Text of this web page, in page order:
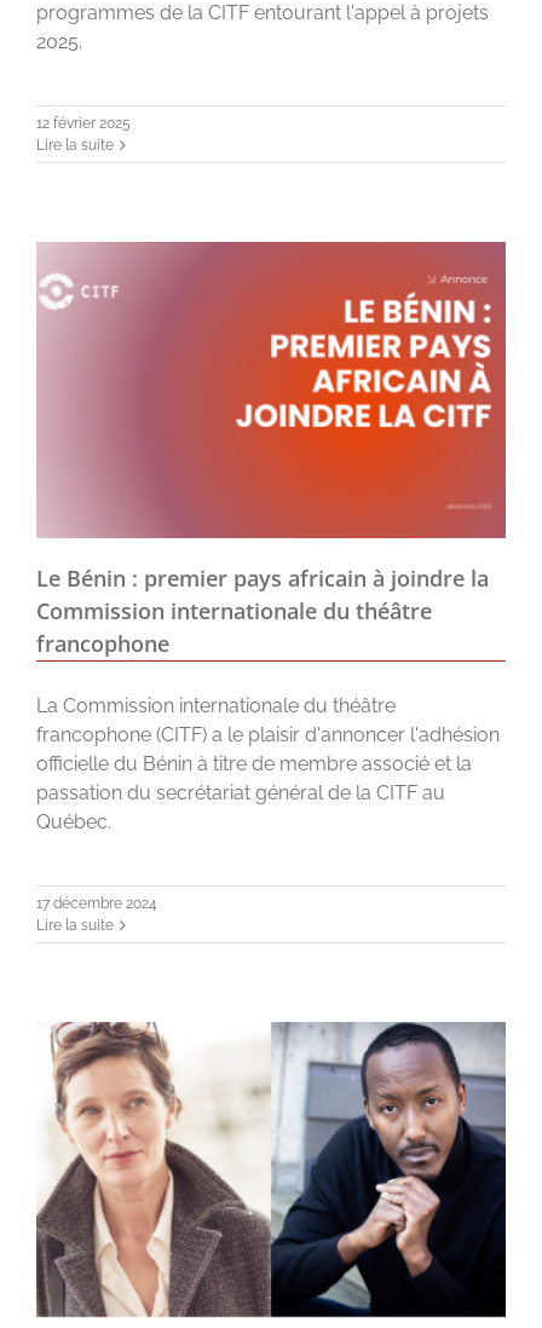
programmes de la CITF entourant l'appel à projets
2025.
12 février 2025
Lire la suite
Le Bénin : premier pays africain à joindre la
Commission internationale du théâtre
francophone
La Commission internationale du théâtre
francophone (CITF) a le plaisir d'annoncer l'adhésion
officielle du Bénin à titre de membre associé et la
passation du secrétariat général de la CITF au
Québec.
17 décembre 2024
Lire la suite